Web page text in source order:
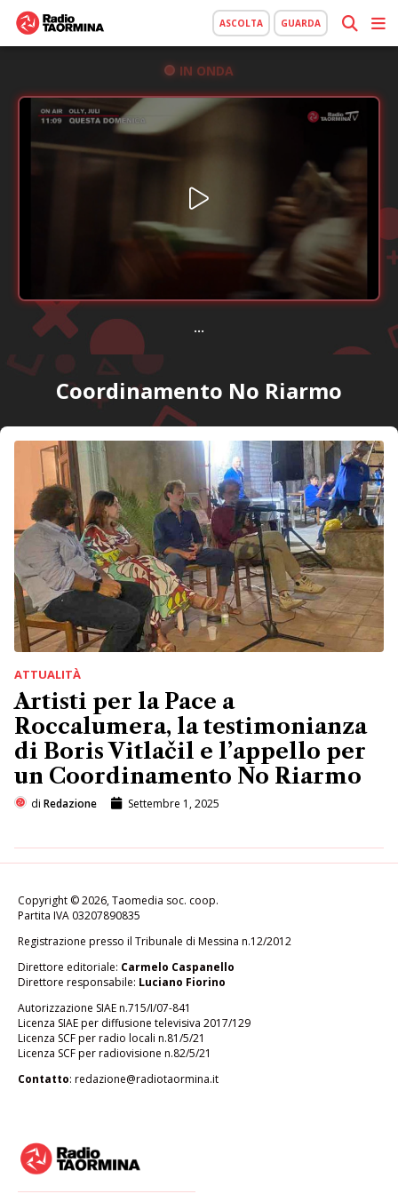
ASCOLTA GUARDA
IN ONDA
...
Coordinamento No Riarmo
ATTUALITÀ
Artisti per la Pace a
Roccalumera, la testimonianza
di Boris Vitlačil e l’appello per
un Coordinamento No Riarmo
di Redazione Settembre 1, 2025
Copyright © 2026, Taomedia soc. coop.
Partita IVA 03207890835
Registrazione presso il Tribunale di Messina n.12/2012
Direttore editoriale: Carmelo Caspanello
Direttore responsabile: Luciano Fiorino
Autorizzazione SIAE n.715/I/07-841
Licenza SIAE per diffusione televisiva 2017/129
Licenza SCF per radio locali n.81/5/21
Licenza SCF per radiovisione n.82/5/21
Contatto: redazione@radiotaormina.it